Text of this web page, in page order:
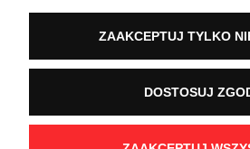
POKAŻ PEŁNĄ WERSJĘ
NASZE
wyróżnienia są przyznawane przez
ZAAKCEPTUJ TYLKO
DOSTOSUJ